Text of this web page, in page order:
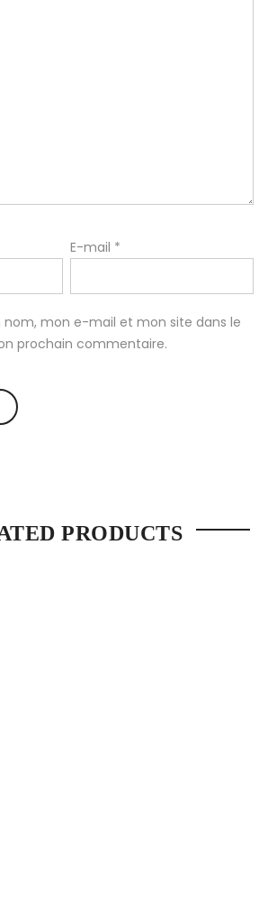
E-mail *
nom, mon e-mail et mon site dans le
prochain commentaire.
PRODUCTS